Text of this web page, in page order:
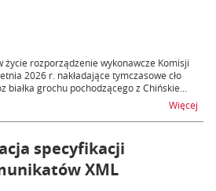
życie rozporządzenie wykonawcze Komisji
2026 r. nakładające tymczasowe cło
grochu pochodzącego z Chińskie...
Więcej
specyfikacji
XML